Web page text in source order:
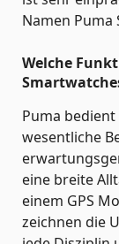
Namen Puma
Welche
Puma
wesentliche
eine breite
einem GPS
zeichnen die